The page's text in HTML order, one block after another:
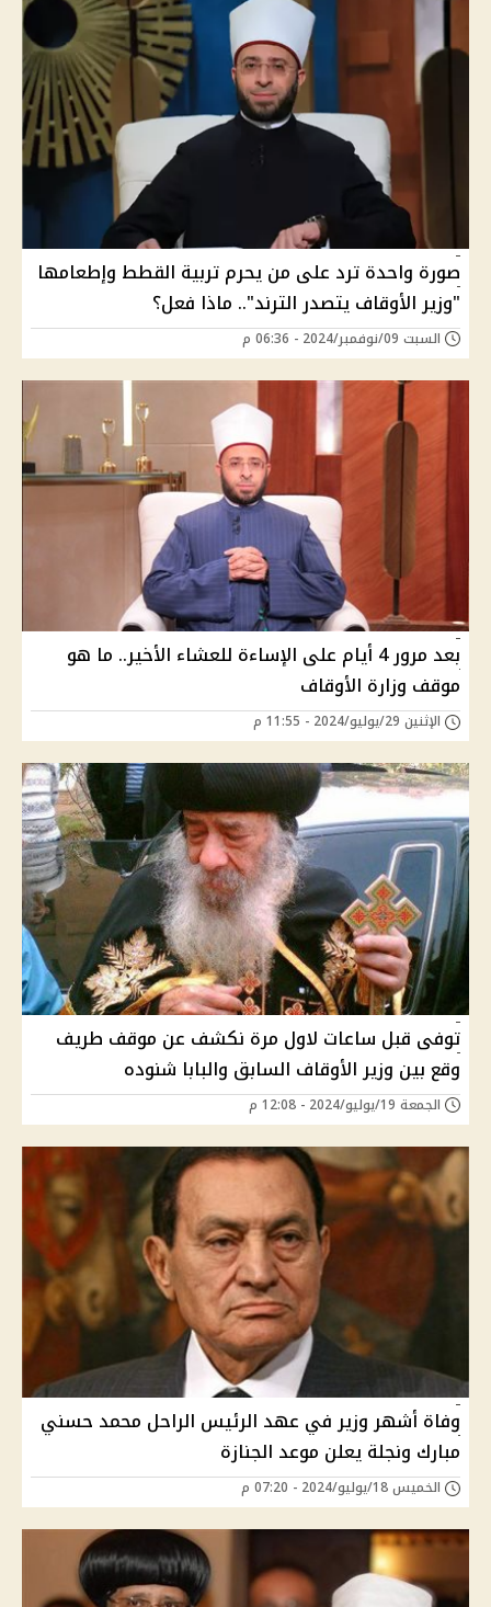
صورة واحدة ترد على من يحرم تربية القطط وإطعامها
"وزير الأوقاف يتصدر الترند".. ماذا فعل؟
السبت 09/نوفمبر/2024 - 06:36 م
بعد مرور 4 أيام على الإساءة للعشاء الأخير.. ما هو
موقف وزارة الأوقاف
الإثنين 29/يوليو/2024 - 11:55 م
توفى قبل ساعات لاول مرة نكشف عن موقف طريف
وقع بين وزير الأوقاف السابق والبابا شنوده
الجمعة 19/يوليو/2024 - 12:08 م
وفاة أشهر وزير في عهد الرئيس الراحل محمد حسني
مبارك ونجلة يعلن موعد الجنازة
الخميس 18/يوليو/2024 - 07:20 م